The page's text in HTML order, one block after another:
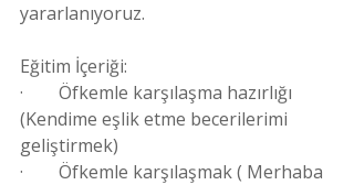
yararlanıyoruz.
Eğitim İçeriği:
·        Öfkemle karşılaşma hazırlığı
(Kendime eşlik etme becerilerimi
geliştirmek)
·        Öfkemle karşılaşmak ( Merhaba